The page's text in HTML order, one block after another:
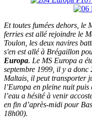
Et toutes fumées dehors, le
ferries est allé rejoindre le
Toulon, les deux navires
s'en est allé à Brégaillon
Europa. Le MS Europa a
septembre 1999, il y a
Maltais, il peut transporter
l’Europa en pleine nuit
l’eau a hésité à venir
en fin d’après-midi pour
18h00).